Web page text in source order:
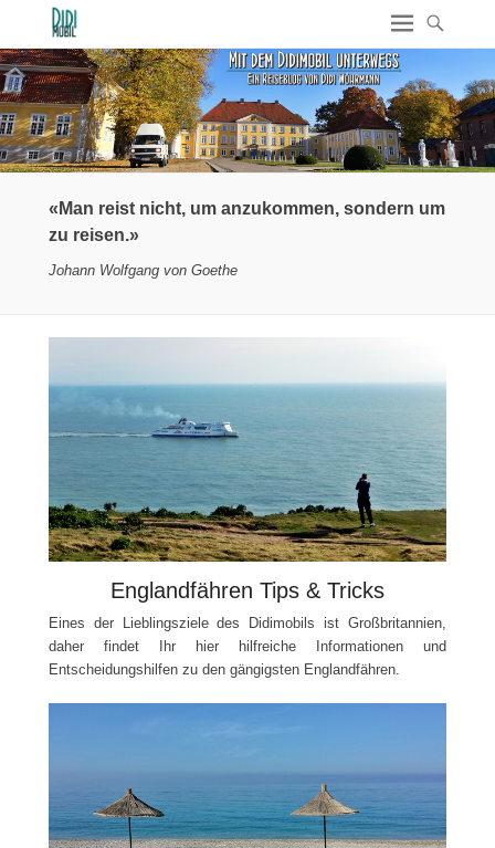
«Man reist nicht, um anzukommen, sondern um
zu reisen.»
Johann Wolfgang von Goethe
Englandfähren Tips & Tricks
Eines der Lieblingsziele des Didimobils ist Großbritannien,
daher findet Ihr hier hilfreiche Informationen und
Entscheidungshilfen zu den gängigsten Englandfähren.